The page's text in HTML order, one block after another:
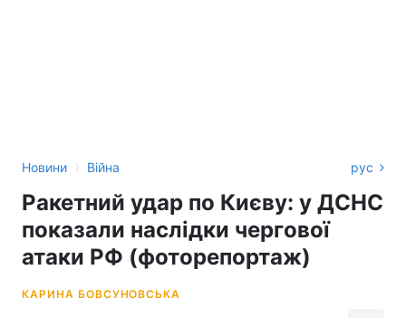
Новини › Війна рус
Ракетний удар по Києву: у ДСНС
показали наслідки чергової
атаки РФ (фоторепортаж)
КАРИНА БОВСУНОВСЬКА